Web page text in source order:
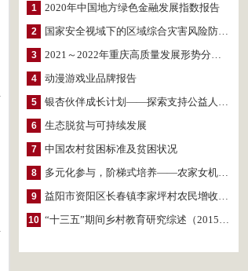
1 2020年中国地方绿色金融发展指数报告
2 国家安全视域下的区域综合灾害风险防范与风险融资战略思考
3 2021～2022年重庆高质量发展形势分析与预测
4 动漫游戏业品牌报告
5 银杏伙伴成长计划——探索支持公益人才的路径
6 生态脱贫与可持续发展
7 中国农村贫困标准及贫困状况
8 多元化参与，阶梯式培养——农家女机构农村妇女参政项目介绍
9 益阳市资阳区长春镇李家坪村农民增收调研报告
10 “十三五”期间乡村教育研究综述（2015～2020）